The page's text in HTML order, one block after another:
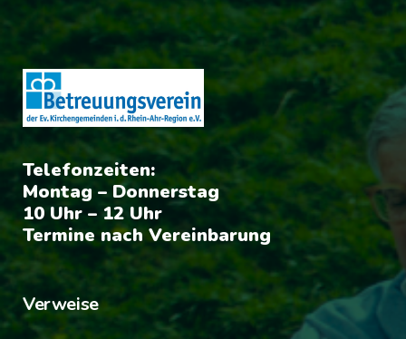
Telefonzeiten:
Montag – Donnerstag
10 Uhr – 12 Uhr
Termine nach Vereinbarung
Verweise